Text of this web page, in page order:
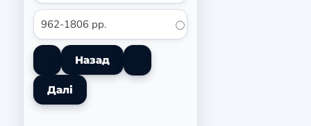
962-1806 рр.